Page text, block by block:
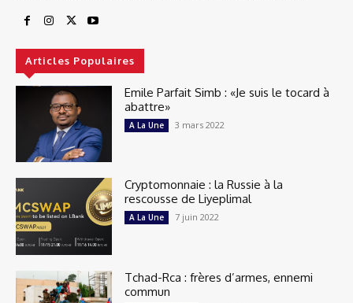
Articles Populaires
Emile Parfait Simb : «Je suis le tocard à
abattre»
A La Une 3 mars 2022
Cryptomonnaie : la Russie à la
rescousse de Liyeplimal
A La Une 7 juin 2022
Tchad-Rca : frères d’armes, ennemi
commun